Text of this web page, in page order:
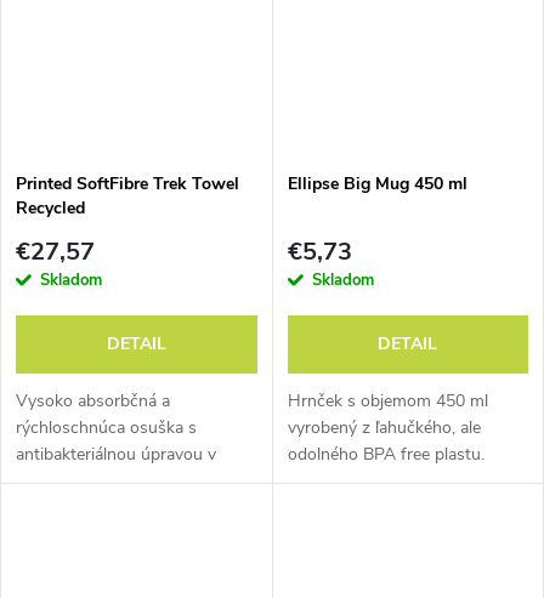
Printed SoftFibre Trek Towel
Recycled
€27,57
Skladom
DETAIL
Vysoko absorbčná a
rýchloschnúca osuška s
antibakteriálnou úpravou v
množstve potlačených
Ellipse Big Mug 450 ml
€5,73
Skladom
DETAIL
Hrnček s objemom 450 ml
vyrobený z ľahučkého, ale
odolného BPA free plastu.